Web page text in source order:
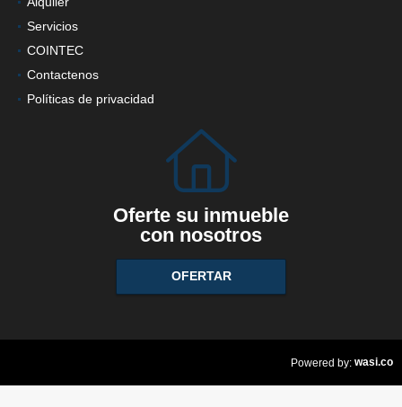
Servicios
COINTEC
Contactenos
Políticas de privacidad
Oferte su inmueble
con nosotros
OFERTAR
Powered by: wasi.co